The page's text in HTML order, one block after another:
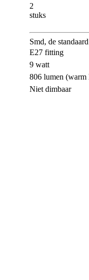
2
stuks
Smd, de
E27 fitting
9 watt
806 lumen
Niet dimbaar